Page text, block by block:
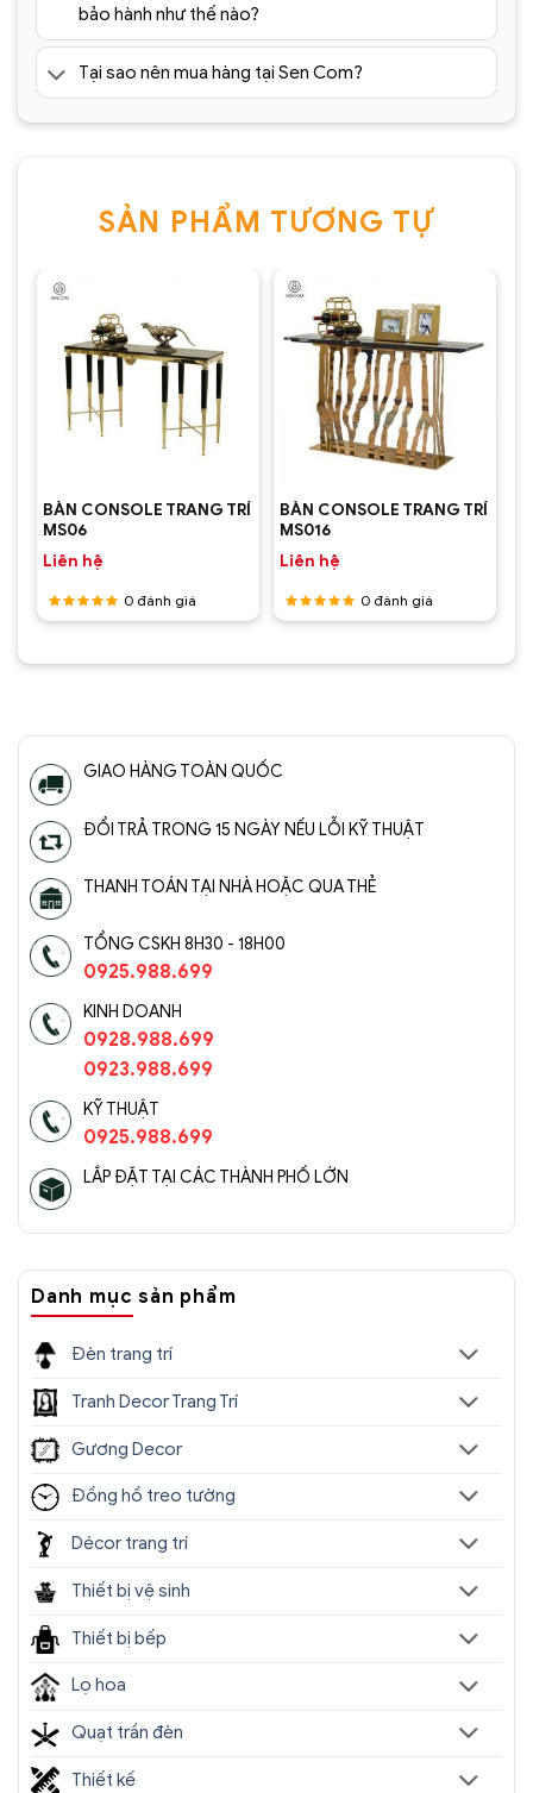
bảo hành như thế nào?
Tại sao nên mua hàng tại Sen Com?
SẢN PHẨM TƯƠNG TỰ
BÀN CONSOLE TRANG TRÍ
MS06
Liên hệ
Được
55 sao
0 đánh giá
BÀN CONSOLE TRANG TRÍ
MS016
Liên hệ
Được
55 sao
0 đánh giá
GIAO HÀNG TOÀN QUỐC
ĐỔI TRẢ TRONG 15 NGÀY NẾU LỖI KỸ THUẬT
THANH TOÁN TẠI NHÀ HOẶC QUA THẺ
TỔNG CSKH 8H30 - 18H00
0925.988.699
KINH DOANH
0928.988.699
0923.988.699
KỸ THUẬT
0925.988.699
LẮP ĐẶT TẠI CÁC THÀNH PHỐ LỚN
Danh mục sản phẩm
Đèn trang trí
Tranh Decor Trang Trí
Gương Decor
Đồng hồ treo tường
Décor trang trí
Thiết bị vệ sinh
Thiết bị bếp
Lọ hoa
Quạt trần đèn
Thiết kế